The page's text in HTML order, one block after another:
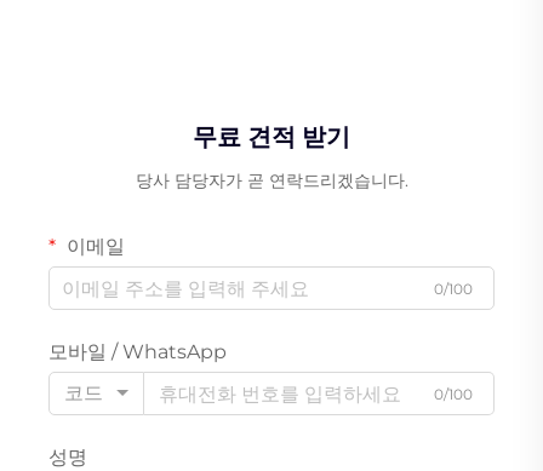
무료 견적 받기
당사 담당자가 곧 연락드리겠습니다.
이메일
0/100
모바일 / WhatsApp
코드
0/100
성명